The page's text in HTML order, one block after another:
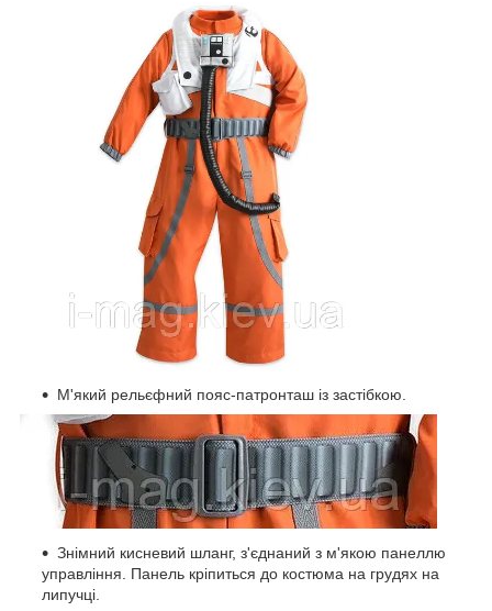
М'який рельєфний пояс-патронташ із застібкою.
Знімний кисневий шланг, з'єднаний з м'якою панеллю
управління. Панель кріпиться до костюма на грудях на
липучці.